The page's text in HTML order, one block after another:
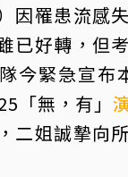
）因罹患流感
已好轉，但
今緊急宣布
「無，有」
二姐誠摯向